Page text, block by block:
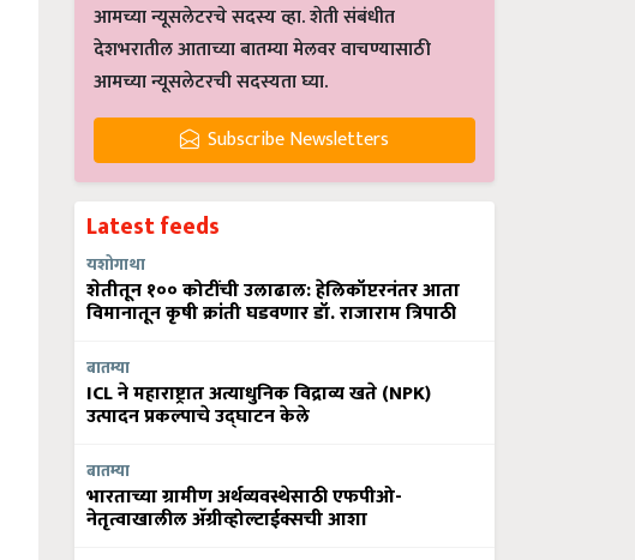
आमच्या न्यूसलेटरचे सदस्य व्हा. शेती संबंधीत
देशभरातील आताच्या बातम्या मेलवर वाचण्यासाठी
आमच्या न्यूसलेटरची सदस्यता घ्या.
Subscribe Newsletters
Latest feeds
यशोगाथा
शेतीतून १०० कोटींची उलाढाल: हेलिकॉप्टरनंतर आता
विमानातून कृषी क्रांती घडवणार डॉ. राजाराम त्रिपाठी
बातम्या
ICL ने महाराष्ट्रात अत्याधुनिक विद्राव्य खते (NPK)
उत्पादन प्रकल्पाचे उद्घाटन केले
बातम्या
भारताच्या ग्रामीण अर्थव्यवस्थेसाठी एफपीओ-
नेतृत्वाखालील अ‍ॅग्रीव्होल्टाईक्सची आशा